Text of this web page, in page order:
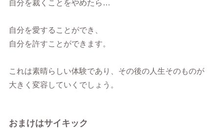
自分を裁くことをやめたら…
自分を愛することができ、
自分を許すことができます。
これは素晴らしい体験であり、その後の人生そのものが
大きく変容していくでしょう。
おまけはサイキック